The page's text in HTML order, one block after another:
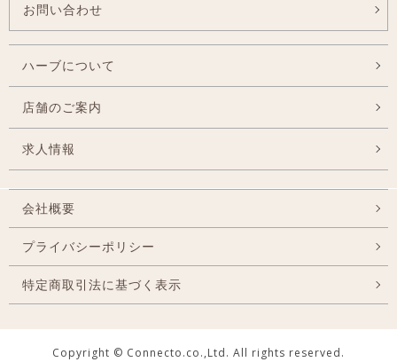
お問い合わせ
ハーブについて
店舗のご案内
求人情報
会社概要
プライバシーポリシー
特定商取引法に基づく表示
Copyright © Connecto.co.,Ltd. All rights reserved.